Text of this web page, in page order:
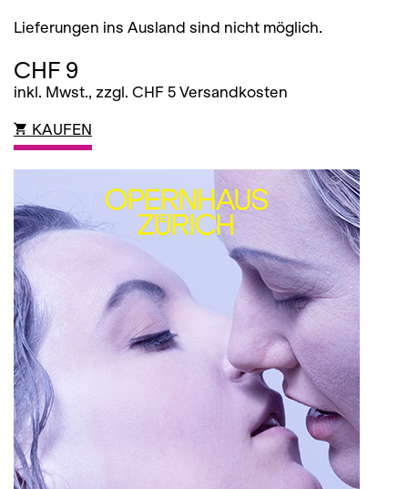
Lieferungen ins Ausland sind nicht möglich.
CHF 9
inkl. Mwst., zzgl. CHF 5 Versandkosten
KAUFEN